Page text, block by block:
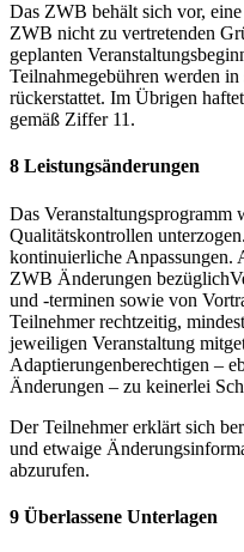
Das ZWB behält sich vor,
ZWB nicht zu vertretenden
geplanten
Teilnahmegebühren werden
rückerstattet. Im Übrigen
gemäß Ziffer 11.
8 Leistungsänderungen
Das Veranstaltungsprogramm
Qualitätskontrollen
kontinuierliche Anpassungen.
ZWB Änderungen
und -terminen sowie von
Teilnehmer rechtzeitig,
jeweiligen Veranstaltung
Adaptierungenberechtigen –
Änderungen – zu keinerlei
Der Teilnehmer erklärt sich
und etwaige
abzurufen.
9 Überlassene Unterlagen